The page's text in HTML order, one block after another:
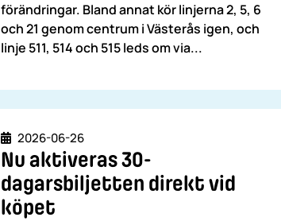
förändringar. Bland annat kör linjerna 2, 5, 6
och 21 genom centrum i Västerås igen, och
linje 511, 514 och 515 leds om via...
Datum
2026-06-26
Nu aktiveras 30-
dagarsbiljetten direkt vid
köpet